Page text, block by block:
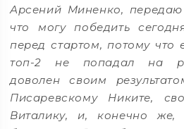
Арсений Миненко,
что могу победить
перед стартом, потому
топ-2 не попадал на
доволен своим
Писаревскому Никите,
Виталику, и, конечно